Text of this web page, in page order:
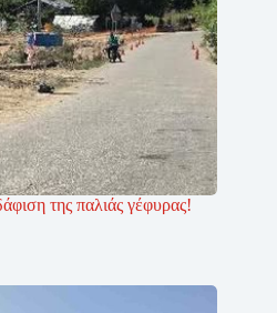
της παλιάς γέφυρας!